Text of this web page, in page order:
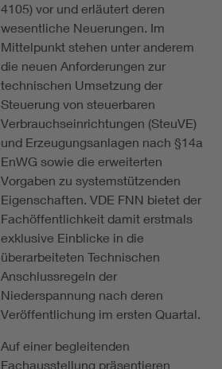
4105) vor und erläutert deren
wesentliche Neuerungen. Im
Mittelpunkt stehen unter anderem
die neuen Anforderungen zur
technischen Umsetzung der
Steuerung von steuerbaren
Verbrauchseinrichtungen (SteuVE)
und Erzeugungsanlagen nach §14a
EnWG sowie die erweiterten
Vorgaben zu systemstützenden
Eigenschaften. VDE FNN bietet der
Fachöffentlichkeit damit erstmals
exklusive Einblicke in die
überarbeiteten Technischen
Anschlussregeln der
Niederspannung nach deren
Veröffentlichung im ersten Quartal.
Auf einer begleitenden
Fachausstellung präsentieren